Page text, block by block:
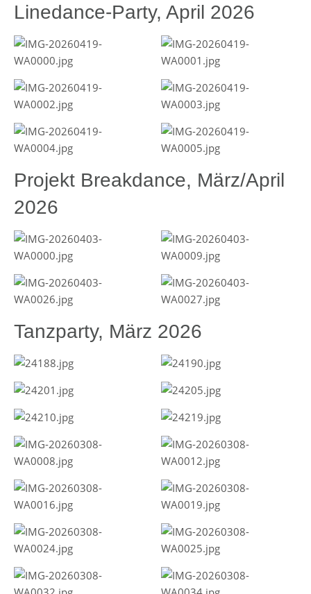
Linedance-Party, April 2026
Projekt Breakdance, März/April
2026
Tanzparty, März 2026